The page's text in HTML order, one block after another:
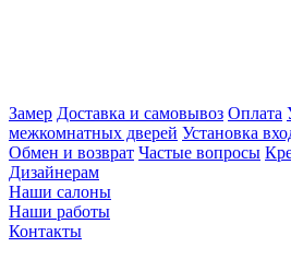
Замер Доставка и самовывоз Оплата
межкомнатных дверей Установка
Обмен и возврат Частые вопросы
Дизайнерам
Наши салоны
Наши работы
Контакты